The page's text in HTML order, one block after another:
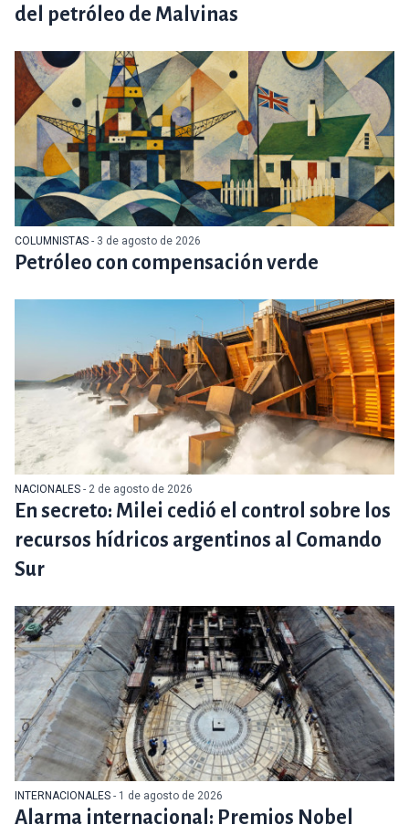
del petróleo de Malvinas
COLUMNISTAS - 3 de agosto de 2026
Petróleo con compensación verde
NACIONALES - 2 de agosto de 2026
En secreto: Milei cedió el control sobre los
recursos hídricos argentinos al Comando
Sur
INTERNACIONALES - 1 de agosto de 2026
Alarma internacional: Premios Nobel